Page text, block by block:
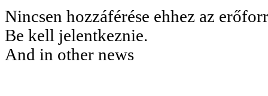
Nincsen hozzáférése ehhez az
Be kell jelentkeznie.
And in other news